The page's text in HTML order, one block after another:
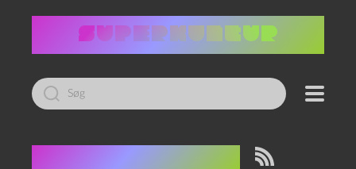
Led
efter: